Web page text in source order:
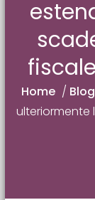
Home / Blog
ulteriormente